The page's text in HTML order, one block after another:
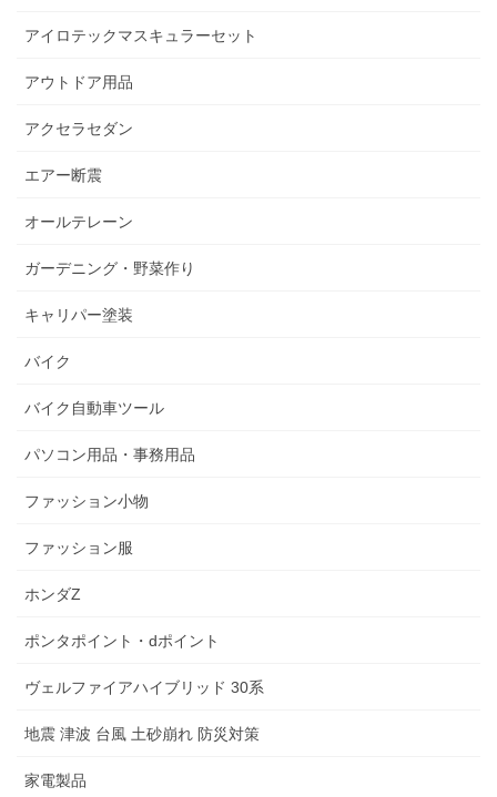
アイロテックマスキュラーセット
アウトドア用品
アクセラセダン
エアー断震
オールテレーン
ガーデニング・野菜作り
キャリパー塗装
バイク
バイク自動車ツール
パソコン用品・事務用品
ファッション小物
ファッション服
ホンダZ
ポンタポイント・dポイント
ヴェルファイアハイブリッド 30系
地震 津波 台風 土砂崩れ 防災対策
家電製品